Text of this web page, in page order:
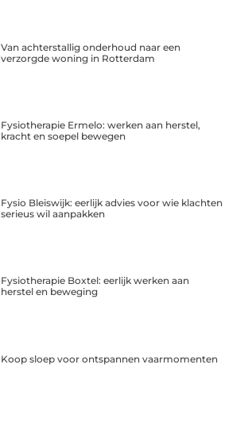
Van achterstallig onderhoud naar een
verzorgde woning in Rotterdam
Fysiotherapie Ermelo: werken aan herstel,
kracht en soepel bewegen
Fysio Bleiswijk: eerlijk advies voor wie klachten
serieus wil aanpakken
Fysiotherapie Boxtel: eerlijk werken aan
herstel en beweging
Koop sloep voor ontspannen vaarmomenten